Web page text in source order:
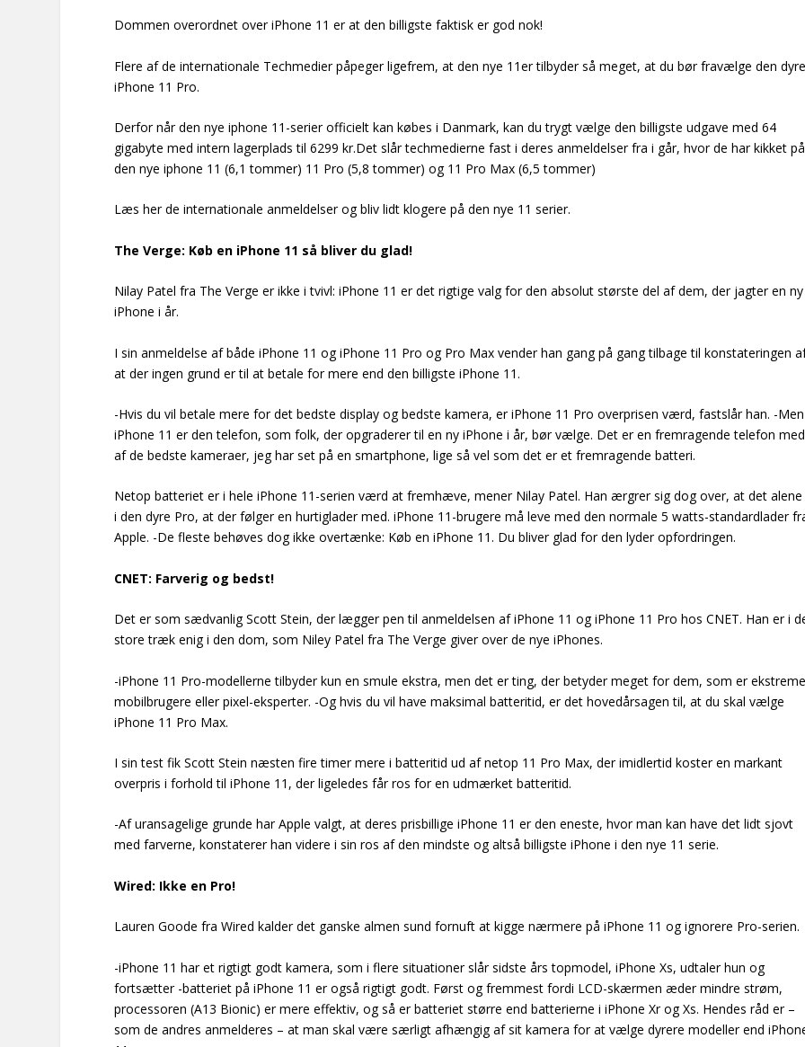
Dommen overordnet over iPhone 11 er at den billigste faktisk er god nok!
Flere af de internationale Techmedier påpeger ligefrem, at den nye 11er tilbyder så meget, at du bør fravælge den
iPhone 11 Pro.
Derfor når den nye iphone 11-serier officielt kan købes i Danmark, kan du trygt vælge den billigste udgave med 64
gigabyte med intern lagerplads til 6299 kr.Det slår techmedierne fast i deres anmeldelser fra i går, hvor de har kikket på
den nye iphone 11 (6,1 tommer) 11 Pro (5,8 tommer) og 11 Pro Max (6,5 tommer)
Læs her de internationale anmeldelser og bliv lidt klogere på den nye 11 serier.
The Verge: Køb en iPhone 11 så bliver du glad!
Nilay Patel fra The Verge er ikke i tvivl: iPhone 11 er det rigtige valg for den absolut største del af dem, der jagter en ny
iPhone i år.
I sin anmeldelse af både iPhone 11 og iPhone 11 Pro og Pro Max vender han gang på gang tilbage til konstateringen
at der ingen grund er til at betale for mere end den billigste iPhone 11.
-Hvis du vil betale mere for det bedste display og bedste kamera, er iPhone 11 Pro overprisen værd, fastslår han. -Men
iPhone 11 er den telefon, som folk, der opgraderer til en ny iPhone i år, bør vælge. Det er en fremragende telefon
af de bedste kameraer, jeg har set på en smartphone, lige så vel som det er et fremragende batteri.
Netop batteriet er i hele iPhone 11-serien værd at fremhæve, mener Nilay Patel. Han ærgrer sig dog over, at det
i den dyre Pro, at der følger en hurtiglader med. iPhone 11-brugere må leve med den normale 5 watts-standardlader
Apple. -De fleste behøves dog ikke overtænke: Køb en iPhone 11. Du bliver glad for den lyder opfordringen.
CNET: Farverig og bedst!
Det er som sædvanlig Scott Stein, der lægger pen til anmeldelsen af iPhone 11 og iPhone 11 Pro hos CNET. Han er i
store træk enig i den dom, som Niley Patel fra The Verge giver over de nye iPhones.
-iPhone 11 Pro-modellerne tilbyder kun en smule ekstra, men det er ting, der betyder meget for dem, som er
mobilbrugere eller pixel-eksperter. -Og hvis du vil have maksimal batteritid, er det hovedårsagen til, at du skal vælge
iPhone 11 Pro Max.
I sin test fik Scott Stein næsten fire timer mere i batteritid ud af netop 11 Pro Max, der imidlertid koster en markant
overpris i forhold til iPhone 11, der ligeledes får ros for en udmærket batteritid.
-Af uransagelige grunde har Apple valgt, at deres prisbillige iPhone 11 er den eneste, hvor man kan have det lidt sjovt
med farverne, konstaterer han videre i sin ros af den mindste og altså billigste iPhone i den nye 11 serie.
Wired: Ikke en Pro!
Lauren Goode fra Wired kalder det ganske almen sund fornuft at kigge nærmere på iPhone 11 og ignorere Pro-serien.
-iPhone 11 har et rigtigt godt kamera, som i flere situationer slår sidste års topmodel, iPhone Xs, udtaler hun og
fortsætter -batteriet på iPhone 11 er også rigtigt godt. Først og fremmest fordi LCD-skærmen æder mindre strøm,
processoren (A13 Bionic) er mere effektiv, og så er batteriet større end batterierne i iPhone Xr og Xs. Hendes råd er –
som de andres anmelderes – at man skal være særligt afhængig af sit kamera for at vælge dyrere modeller end